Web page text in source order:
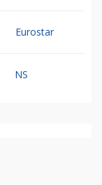
Eurostar
NS